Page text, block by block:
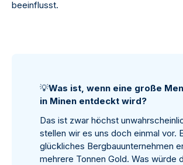
beeinflusst.
💡Was ist, wenn eine große
in Minen entdeckt wird?
Das ist zwar höchst
stellen wir es uns doch einmal vor.
glückliches Bergbauunternehmen
mehrere Tonnen Gold. Was würde